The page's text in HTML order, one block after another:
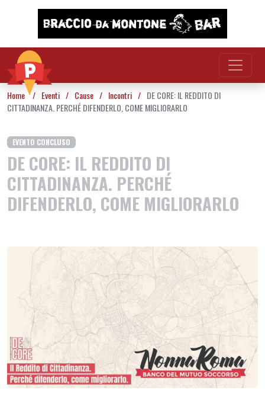
Vai al contenuto
Home / Eventi / Cause / Incontri / DE CORE: IL REDDITO DI
CITTADINANZA. PERCHÉ DIFENDERLO, COME MIGLIORARLO
EVENTO CONCLUSO
DE CORE: IL REDDITO DI
CITTADINANZA. PERCHÉ
DIFENDERLO, COME MIGLIORARLO